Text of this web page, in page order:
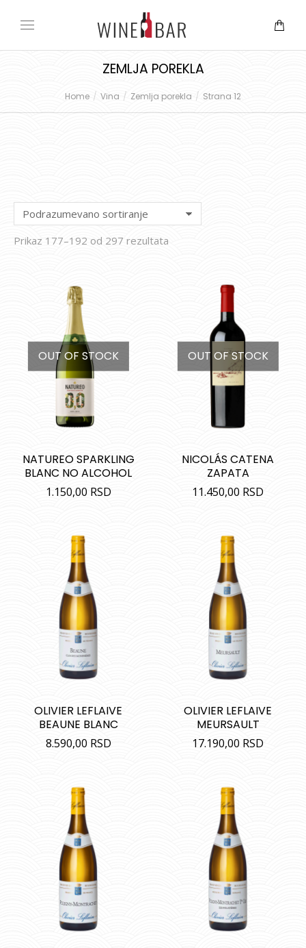
ZEMLJA POREKLA
You are here:
Home Vina Zemlja porekla Strana 12
Prikaz 177–192 od 297 rezultata
OUT OF STOCK
NATUREO SPARKLING
BLANC NO ALCOHOL
1.150,00 RSD
OUT OF STOCK
NICOLÁS CATENA
ZAPATA
11.450,00 RSD
OLIVIER LEFLAIVE
BEAUNE BLANC
8.590,00 RSD
OLIVIER LEFLAIVE
MEURSAULT
17.190,00 RSD